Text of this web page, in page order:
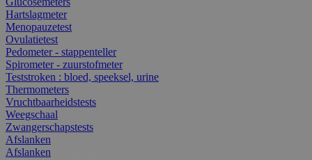
Hartslagmeter
Menopauzetest
Ovulatietest
Pedometer - stappenteller
Spirometer - zuurstofmeter
Teststroken : bloed, speeksel, urine
Thermometers
Vruchtbaarheidstests
Weegschaal
Zwangerschapstests
Afslanken
Afslanken